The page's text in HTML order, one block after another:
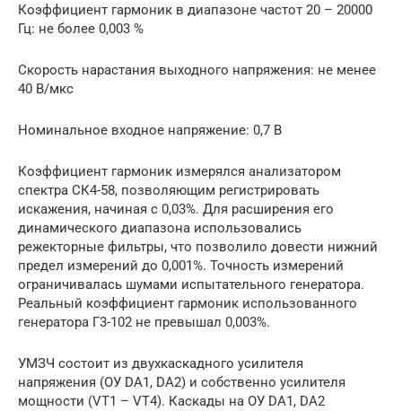
Коэффициент гармоник в диапазоне частот 20 – 20000
Гц: не более 0,003 %
Скорость нарастания выходного напряжения: не менее
40 В/мкс
Номинальное входное напряжение: 0,7 В
Коэффициент гармоник измерялся анализатором
спектра СК4-58, позволяющим регистрировать
искажения, начиная с 0,03%. Для расширения его
динамического диапазона использовались
режекторные фильтры, что позволило довести нижний
предел измерений до 0,001%. Точность измерений
ограничивалась шумами испытательного генератора.
Реальный коэффициент гармоник использованного
генератора Г3-102 не превышал 0,003%.
УМЗЧ состоит из двухкаскадного усилителя
напряжения (ОУ DA1, DA2) и собственно усилителя
мощности (VT1 – VT4). Каскады на ОУ DA1, DA2